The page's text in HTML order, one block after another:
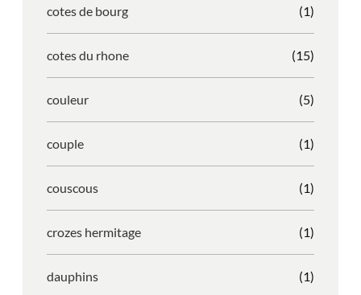
cotes de bourg (1)
cotes du rhone (15)
couleur (5)
couple (1)
couscous (1)
crozes hermitage (1)
dauphins (1)